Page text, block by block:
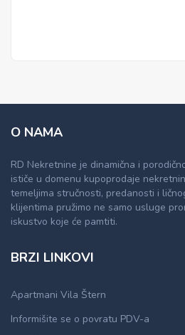
O NAMA
RD Nekretnine je dinamična i
ističe u domenu kupoprodaje
temeljima stručnosti, predanosti i
klijentima pružimo ne samo usluge
iskustvo koje će pamtiti.
BRZI LINKOVI
Apartmani Vila Štern
Informišite se o povratu PDV-a